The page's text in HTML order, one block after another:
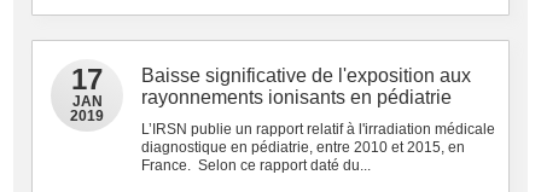
17
JAN
2019
Baisse significative de l'exposition aux
rayonnements ionisants en pédiatrie
L’IRSN publie un rapport relatif à l'irradiation médicale
diagnostique en pédiatrie, entre 2010 et 2015, en
France. Selon ce rapport daté du...